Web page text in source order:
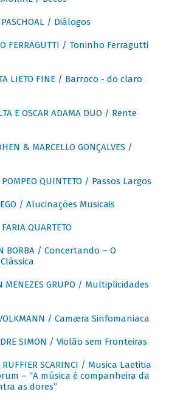
PASCHOAL / Diálogos
FERRAGUTTI / Toninho Ferragutti
LIETO FINE / Barroco - do claro
E OSCAR ADAMA DUO / Rente
& MARCELLO GONÇALVES /
POMPEO QUINTETO / Passos Largos
/ Alucinações Musicais
QUARTETO
BORBA / Concertando – O
MENEZES GRUPO / Multiplicidades
/ Camæra Sinfomaniaca
SIMON / Violão sem Fronteiras
RUFFIER SCARINCI / Musica Laetitia
– “A música é companheira da
as dores”